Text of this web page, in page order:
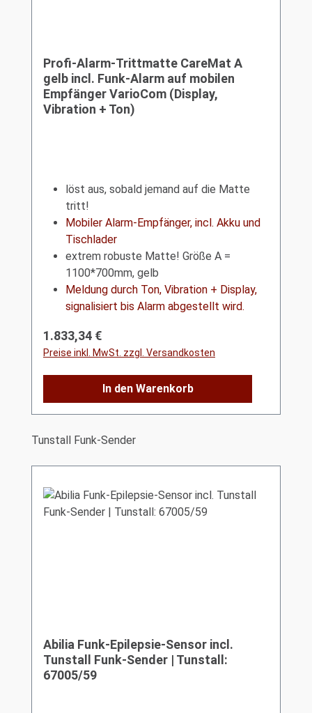
Profi-Alarm-Trittmatte CareMat A
gelb incl. Funk-Alarm auf mobilen
Empfänger VarioCom (Display,
Vibration + Ton)
löst aus, sobald jemand auf die Matte
tritt!
Mobiler Alarm-Empfänger, incl. Akku und
Tischlader
extrem robuste Matte! Größe A =
1100*700mm, gelb
Meldung durch Ton, Vibration + Display,
signalisiert bis Alarm abgestellt wird.
Regulärer Preis:
1.833,34 €
Preise inkl. MwSt. zzgl. Versandkosten
In den Warenkorb
Produktgalerie überspringen
Tunstall Funk-Sender
Abilia Funk-Epilepsie-Sensor incl.
Tunstall Funk-Sender | Tunstall:
67005/59